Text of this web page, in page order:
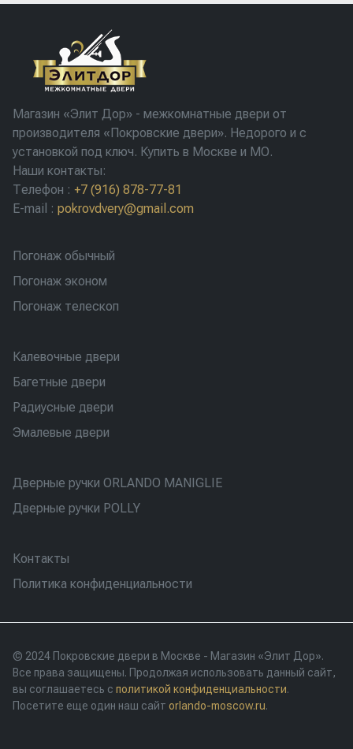
Магазин «Элит Дор» - межкомнатные двери от
производителя «Покровские двери». Недорого и с
установкой под ключ. Купить в Москве и МО.
Наши контакты:
Телефон : +7 (916) 878-77-81
E-mail : pokrovdvery@gmail.com
Погонаж обычный
Погонаж эконом
Погонаж телескоп
Калевочные двери
Багетные двери
Радиусные двери
Эмалевые двери
Дверные ручки ORLANDO MANIGLIE
Дверные ручки POLLY
Контакты
Политика конфиденциальности
© 2024 Покровские двери в Москве - Магазин «Элит Дор».
Все права защищены. Продолжая использовать данный сайт,
вы соглашаетесь с политикой конфиденциальности.
Посетите еще один наш сайт orlando-moscow.ru.